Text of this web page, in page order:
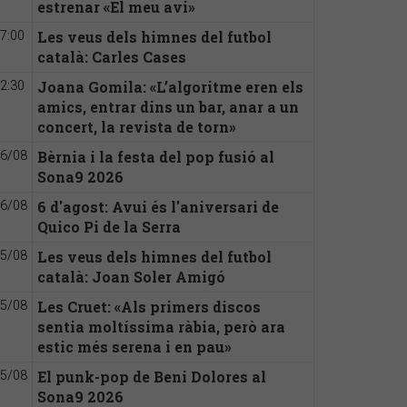
estrenar «El meu avi»
Les veus dels himnes del futbol
català: Carles Cases
Joana Gomila: «L’algoritme eren els
amics, entrar dins un bar, anar a un
concert, la revista de torn»
08
Bèrnia i la festa del pop fusió al
Sona9 2026
08
6 d'agost: Avui és l'aniversari de
Quico Pi de la Serra
08
Les veus dels himnes del futbol
català: Joan Soler Amigó
08
Les Cruet: «Als primers discos
sentia moltíssima ràbia, però ara
estic més serena i en pau»
08
El punk-pop de Beni Dolores al
Sona9 2026